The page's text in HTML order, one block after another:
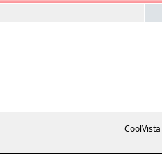
CoolVista